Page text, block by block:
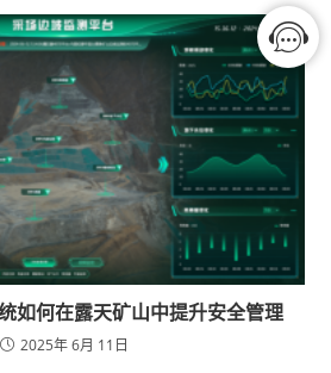
如何在露天矿山中提升安全管理
2025年 6月 11日